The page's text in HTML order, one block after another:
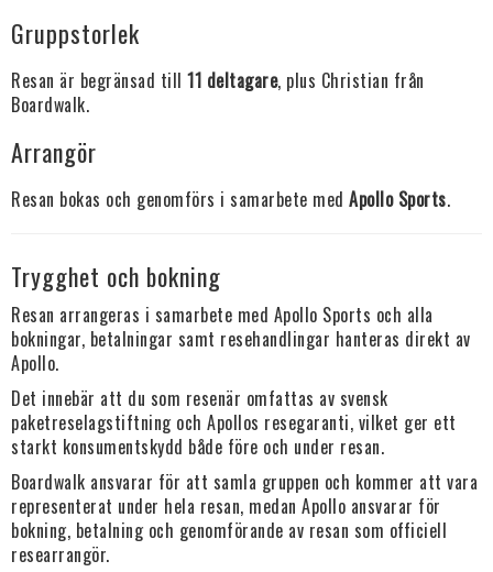
Gruppstorlek
Resan är begränsad till 11 deltagare, plus Christian från
Boardwalk.
Arrangör
Resan bokas och genomförs i samarbete med Apollo Sports.
Trygghet och bokning
Resan arrangeras i samarbete med Apollo Sports och alla
bokningar, betalningar samt resehandlingar hanteras direkt av
Apollo.
Det innebär att du som resenär omfattas av svensk
paketreselagstiftning och Apollos resegaranti, vilket ger ett
starkt konsumentskydd både före och under resan.
Boardwalk ansvarar för att samla gruppen och kommer att vara
representerat under hela resan, medan Apollo ansvarar för
bokning, betalning och genomförande av resan som officiell
researrangör.